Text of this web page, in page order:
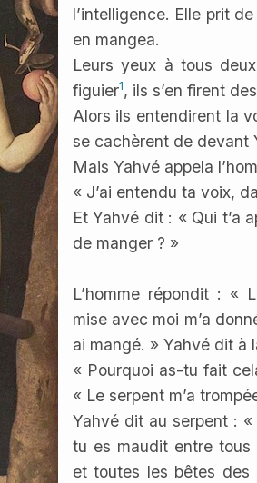
l’intelligence. Elle prit
en mangea.
Leurs yeux à tous
figuier1, ils s’en firent
Alors ils entendirent la
se cachèrent de devant
Mais Yahvé appela
« J’ai entendu ta voix,
Et Yahvé dit : « Qui t’a
de manger ? »
L’homme répondit : «
mise avec moi m’a
ai mangé. » Yahvé dit à
« Pourquoi as-tu fait
« Le serpent m’a
Yahvé dit au serpent :
tu es maudit entre tous
et toutes les bêtes des